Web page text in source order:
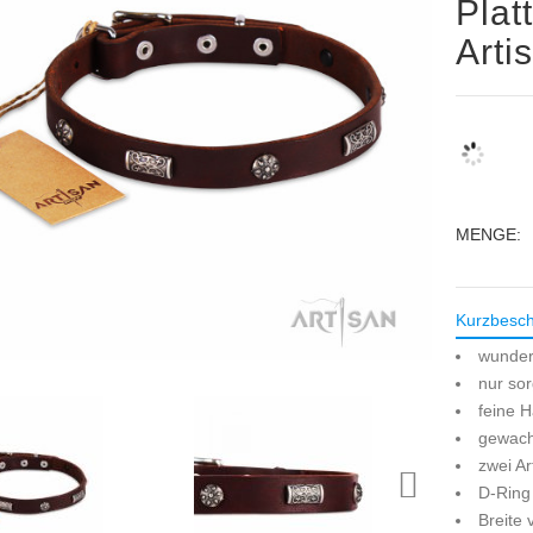
MENGE:
nur
feine
zwei
D-
Breite